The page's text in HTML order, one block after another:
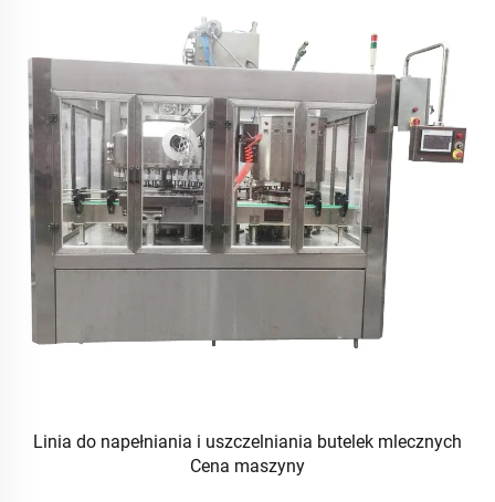
Linia do napełniania i uszczelniania butelek mlecznych
Cena maszyny